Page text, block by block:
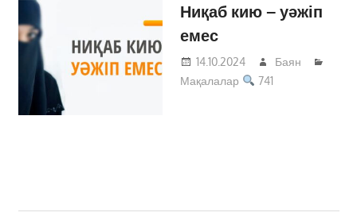
Ниқаб кию – уәжіп
емес
14.10.2024
Баян
Мақалалар
741